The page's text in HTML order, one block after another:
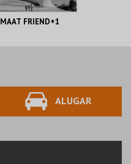
MAAT FRIEND+1
MAIS INFOALUGAR